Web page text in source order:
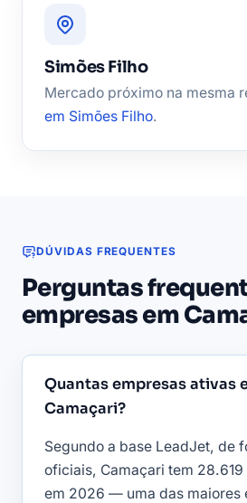
Simões Filho
Mercado próximo na mesma
em Simões Filho.
DÚVIDAS FREQUENTES
Perguntas
empresas em
Quantas empresas ativas
Camaçari?
Segundo a base LeadJet, de
oficiais, Camaçari tem
em 2026 — uma das maiores